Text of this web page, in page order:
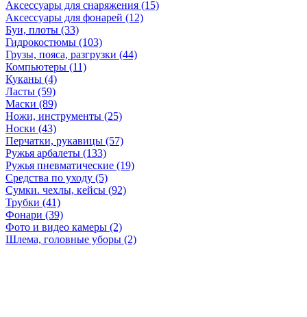
Аксессуары для снаряжения (15)
Аксессуары для фонарей (12)
Буи, плоты (33)
Гидрокостюмы (103)
Грузы, пояса, разгрузки (44)
Компьютеры (11)
Куканы (4)
Ласты (59)
Маски (89)
Ножи, инструменты (25)
Носки (43)
Перчатки, рукавицы (57)
Ружья арбалеты (133)
Ружья пневматические (19)
Средства по уходу (5)
Сумки. чехлы, кейсы (92)
Трубки (41)
Фонари (39)
Фото и видео камеры (2)
Шлема, головные уборы (2)